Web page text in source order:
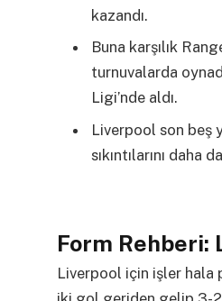
kazandı.
Buna karşılık
turnuvalarda
Ligi’nde aldı.
Liverpool son beş
sıkıntılarını daha
Form Rehberi:
Liverpool için işler hala